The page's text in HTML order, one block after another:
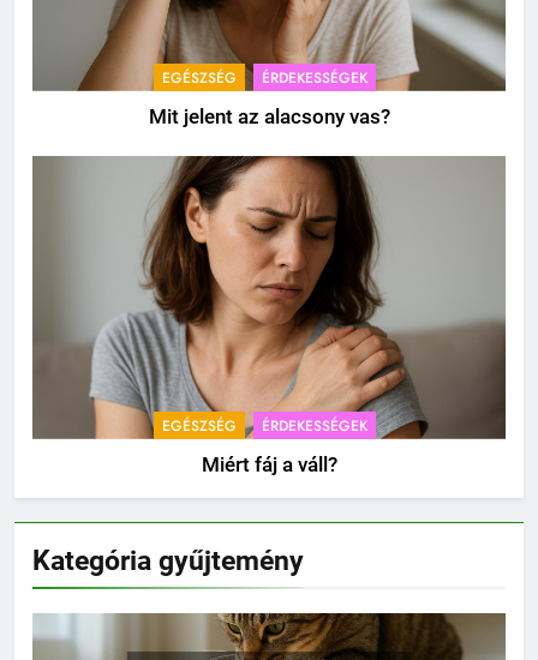
EGÉSZSÉG ÉRDEKESSÉGEK
Mit jelent az alacsony vas?
EGÉSZSÉG ÉRDEKESSÉGEK
Miért fáj a váll?
Kategória gyűjtemény